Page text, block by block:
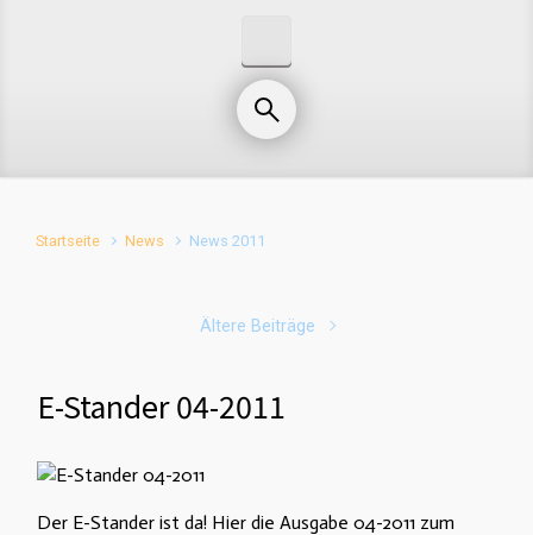
Startseite News News 2011
Ältere Beiträge
E-Stander 04-2011
Der E-Stander ist da! Hier die Ausgabe 04-2011 zum